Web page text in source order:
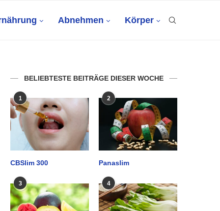
Abnehmen Körper
BELIEBTESTE BEITRÄGE DIESER WOCHE
1
CBSlim 300
2
Panaslim
3 4